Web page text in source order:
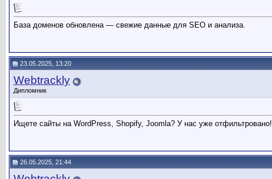
База доменов обновлена — свежие данные для SEO и анализа.
23.05.2025, 13:20
Webtrackly
Дипломник
Ищете сайты на WordPress, Shopify, Joomla? У нас уже отфильтровано!
26.05.2025, 21:44